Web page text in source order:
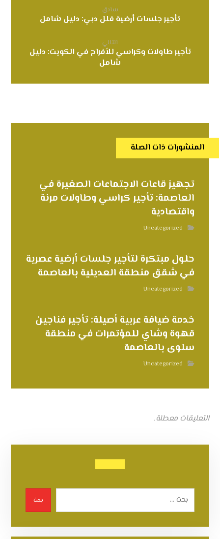
سابق
تأجير جلسات أرضية فلل دبي: دليل شامل
التالي
تأجير طاولات وكراسي للأفراح في الكويت: دليل
شامل
المنشورات ذات الصلة
تجهيز قاعات الاجتماعات الصغيرة في
العاصمة: تأجير كراسي وطاولات مرنة
واقتصادية
Uncategorized
حلول مبتكرة لتأجير جلسات أرضية عصرية
في شقق منطقة العديلية بالعاصمة
Uncategorized
خدمة ضيافة عربية أصيلة: تأجير فناجين
قهوة وشاي للمؤتمرات في منطقة
سلوى بالعاصمة
Uncategorized
التعليقات معطلة.
بحث